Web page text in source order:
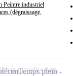
Peintre industriel
(dégraissage,
Temps plein
à ma sélection